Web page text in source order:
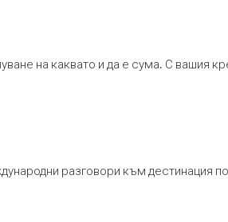
на каквато и да е сума. С вашия
разговори към дестинация